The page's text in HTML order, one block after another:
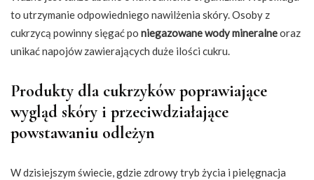
to utrzymanie odpowiedniego nawilżenia skóry. Osoby z
cukrzycą powinny sięgać po niegazowane wody mineralneoraz
unikać napojów zawierających duże ilości cukru.
Produkty dla cukrzyków poprawiające
wygląd skóry i przeciwdziałające
powstawaniu odleżyn
W dzisiejszym świecie, gdzie zdrowy tryb życia i pielęgnacja